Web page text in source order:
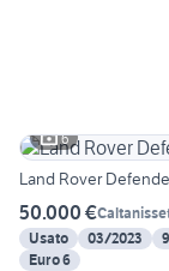
6
Land Rover
50.000 €
Usato
03/2023
Euro 6